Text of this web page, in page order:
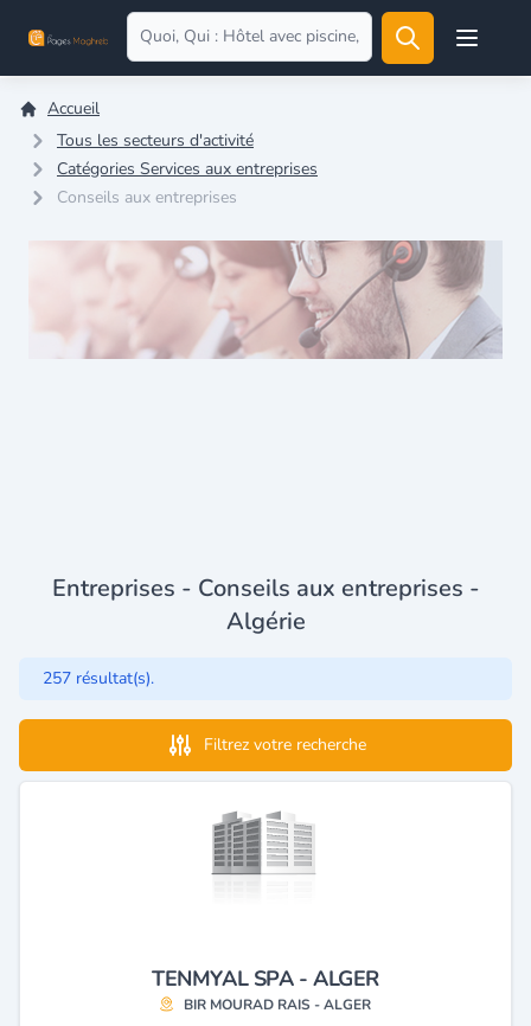
Open
Accueil
Tous les secteurs d'activité
Catégories Services aux entreprises
Conseils aux entreprises
Entreprises - Conseils aux entreprises -
Algérie
257 résultat(s).
Filtrez votre recherche
TENMYAL SPA - ALGER
BIR MOURAD RAIS - ALGER